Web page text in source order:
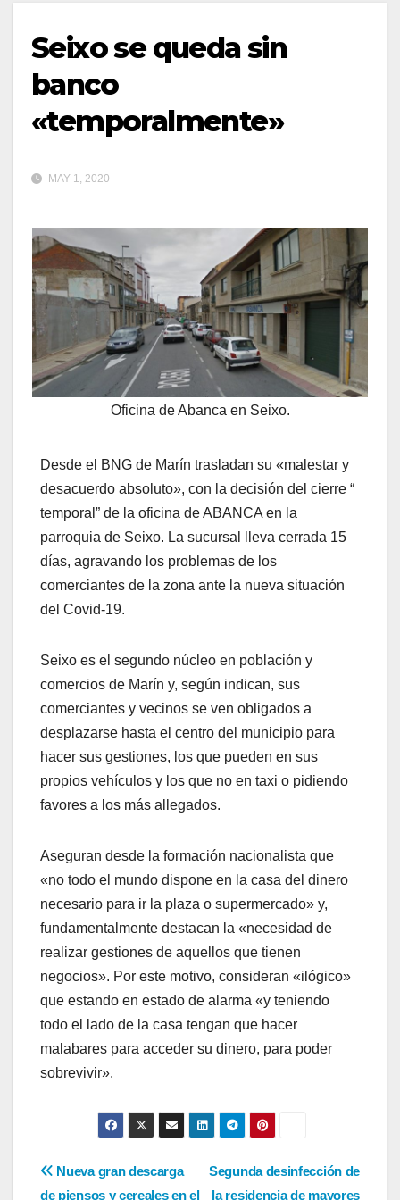
Seixo se queda sin
banco
«temporalmente»
MAY 1, 2020
Oficina de Abanca en Seixo.
Desde el BNG de Marín trasladan su «malestar y
desacuerdo absoluto», con la decisión del cierre “
temporal” de la oficina de ABANCA en la
parroquia de Seixo. La sucursal lleva cerrada 15
días, agravando los problemas de los
comerciantes de la zona ante la nueva situación
del Covid-19.
Seixo es el segundo núcleo en población y
comercios de Marín y, según indican, sus
comerciantes y vecinos se ven obligados a
desplazarse hasta el centro del municipio para
hacer sus gestiones, los que pueden en sus
propios vehículos y los que no en taxi o pidiendo
favores a los más allegados.
Aseguran desde la formación nacionalista que
«no todo el mundo dispone en la casa del dinero
necesario para ir la plaza o supermercado» y,
fundamentalmente destacan la «necesidad de
realizar gestiones de aquellos que tienen
negocios». Por este motivo, consideran «ilógico»
que estando en estado de alarma «y teniendo
todo el lado de la casa tengan que hacer
malabares para acceder su dinero, para poder
sobrevivir».
Navegación
Segunda desinfección de
la residencia de mayores
Nueva gran descarga
de piensos y cereales en el